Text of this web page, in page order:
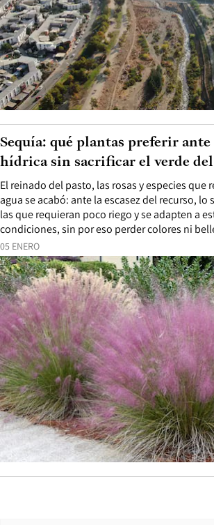
05 ENERO
El reinado del pasto, las rosas y especies que
agua se acabó: ante la escasez del recurso, lo
las que requieran poco riego y se adapten a
condiciones, sin por eso perder colores ni
Sequía: qué plantas preferir
hídrica sin sacrificar el verde